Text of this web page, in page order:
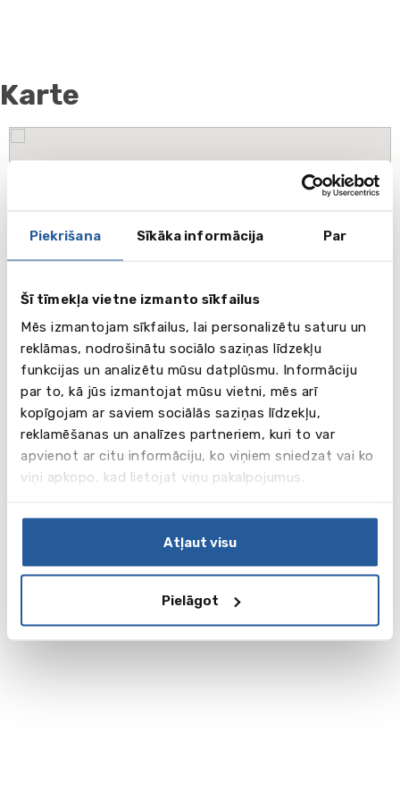
Piekrišana Sīkāka informācija Par
Šī tīmekļa vietne izmanto sīkfailus
Mēs izmantojam sīkfailus, lai personalizētu saturu un
reklāmas, nodrošinātu sociālo saziņas līdzekļu
funkcijas un analizētu mūsu datplūsmu. Informāciju
par to, kā jūs izmantojat mūsu vietni, mēs arī
kopīgojam ar saviem sociālās saziņas līdzekļu,
reklamēšanas un analīzes partneriem, kuri to var
apvienot ar citu informāciju, ko viņiem sniedzat vai ko
viņi apkopo, kad lietojat viņu pakalpojumus.
Atļaut visu
Pielāgot
Karte